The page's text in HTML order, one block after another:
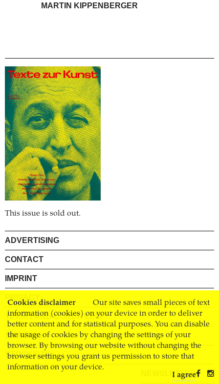
Cookies disclaimer
Our site saves small pieces of text
information (cookies) on your device in order to deliver
better content and for statistical purposes. You can disable
the usage of cookies by changing the settings of your
browser. By browsing our website without changing the
browser settings you grant us permission to store that
information on your device.
I agree
MARTIN KIPPENBERGER
This issue is sold out.
ADVERTISING
CONTACT
IMPRINT
PRIVACY
TERMS AND CONDITIONS
SHIPPING
STOCKISTS
NEWSLETTER